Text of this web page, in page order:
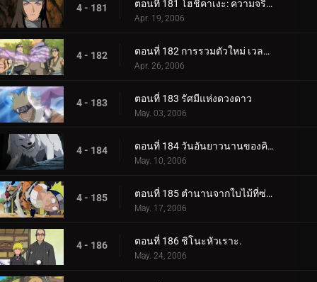
4 - 181 ตอนที่ 181 โฮชิคาเงะ: ความจริงที่ถูกฝังไว้
Apr. 19, 2006
4 - 182 ตอนที่ 182 การรวมตัวใหม่ เวลาที่เหลืออยู่
Apr. 26, 2006
4 - 183 ตอนที่ 183 รัศมีแห่งดวงดาว
May. 03, 2006
4 - 184 ตอนที่ 184 วันอันยาวนานของคิบะ!
May. 10, 2006
4 - 185 ตอนที่ 185 ตำนานจากใบไม้ที่ซ่อนอยู่: ออนบา!
May. 17, 2006
4 - 186 ตอนที่ 186 ชิโนะหัวเราะ.
May. 24, 2006